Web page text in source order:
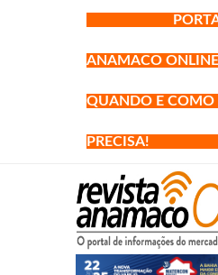
ANAMACO
QUANDO E COMO
PRECISA!